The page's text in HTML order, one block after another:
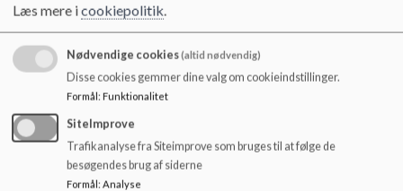
i
Sigrid Albeck Kristensen
Mail:im5d@kk.dk
Blågård Skole
Hans Tavsens Gade 4, 2200 København N
Læs mere icookiepolitik.
Nødvendige cookies(altid nødvendig)
Disse cookies gemmer dine valg om cookieindstillinger.
Formål: Funktionalitet
SiteImprove
Trafikanalyse fra Siteimprove som bruges til at følge de
besøgendes brug af siderne
Formål: Analyse